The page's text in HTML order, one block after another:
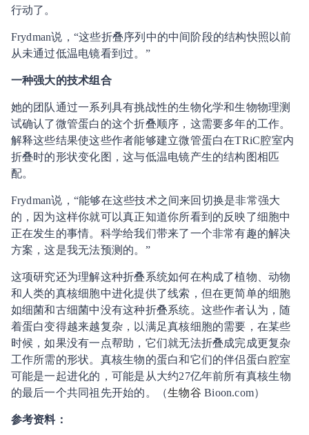
行动了。
Frydman说，“这些折叠序列中的中间阶段的结构快照以前
从未通过低温电镜看到过。”
一种强大的技术组合
她的团队通过一系列具有挑战性的生物化学和生物物理测
试确认了微管蛋白的这个折叠顺序，这需要多年的工作。
解释这些结果使这些作者能够建立微管蛋白在TRiC腔室内
折叠时的形状变化图，这与低温电镜产生的结构图相匹
配。
Frydman说，“能够在这些技术之间来回切换是非常强大
的，因为这样你就可以真正知道你所看到的反映了细胞中
正在发生的事情。科学给我们带来了一个非常有趣的解决
方案，这是我无法预测的。”
这项研究还为理解这种折叠系统如何在构成了植物、动物
和人类的真核细胞中进化提供了线索，但在更简单的细胞
如细菌和古细菌中没有这种折叠系统。这些作者认为，随
着蛋白变得越来越复杂，以满足真核细胞的需要，在某些
时候，如果没有一点帮助，它们就无法折叠成完成更复杂
工作所需的形状。真核生物的蛋白和它们的伴侣蛋白腔室
可能是一起进化的，可能是从大约27亿年前所有真核生物
的最后一个共同祖先开始的。（生物谷 Bioon.com）
参考资料：